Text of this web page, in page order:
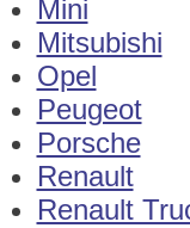
Mini
Mitsubishi
Opel
Peugeot
Porsche
Renault
Renault